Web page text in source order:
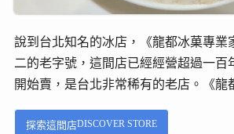
說到台北知名的冰店，《龍都冰菓專業
二的老字號，這間店已經經營超過一百
開始賣，是台北非常稀有的老店。《龍
號，從捷運龍山寺站 2 號出口，沿著和
探索這間店DISCOVER STORE